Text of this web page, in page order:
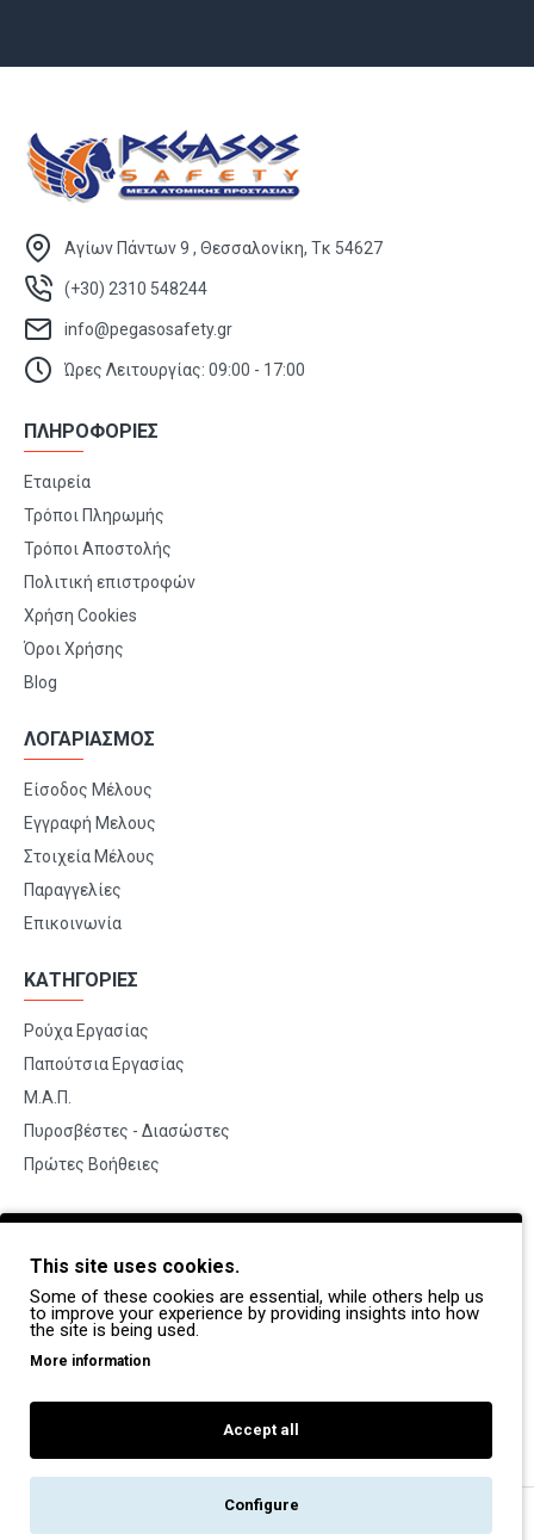
Αγίων Πάντων 9 , Θεσσαλονίκη, Τκ 54627
(+30) 2310 548244
info@pegasosafety.gr
Ώρες Λειτουργίας: 09:00 - 17:00
ΠΛΗΡΟΦΟΡΙΕΣ
Εταιρεία
Τρόποι Πληρωμής
Τρόποι Αποστολής
Πολιτική επιστροφών
Χρήση Cookies
Όροι Χρήσης
Blog
ΛΟΓΑΡΙΑΣΜΟΣ
Είσοδος Μέλους
Εγγραφή Μελους
Στοιχεία Μέλους
Παραγγελίες
Επικοινωνία
ΚΑΤΗΓΟΡΙΕΣ
Ρούχα Εργασίας
Παπούτσια Εργασίας
Μ.Α.Π.
Πυροσβέστες - Διασώστες
Πρώτες Βοήθειες
BRANDS
Payper
Dike
Coverguard
Portwest
Exena
This site uses cookies.
Some of these cookies are essential, while others help us
to improve your experience by providing insights into how
the site is being used.
More information
Accept all
Configure